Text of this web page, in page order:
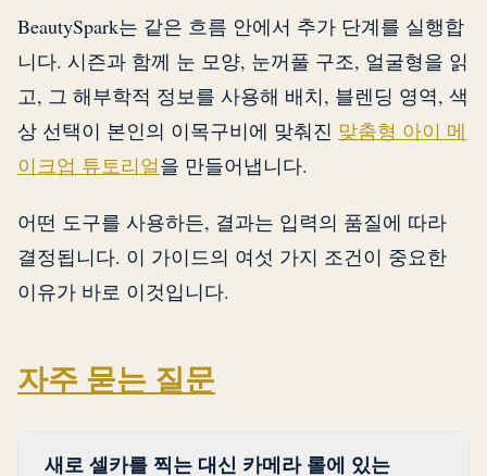
BeautySpark는 같은 흐름 안에서 추가 단계를 실행합
니다. 시즌과 함께 눈 모양, 눈꺼풀 구조, 얼굴형을 읽
고, 그 해부학적 정보를 사용해 배치, 블렌딩 영역, 색
상 선택이 본인의 이목구비에 맞춰진 맞춤형 아이 메
이크업 튜토리얼을 만들어냅니다.
어떤 도구를 사용하든, 결과는 입력의 품질에 따라
결정됩니다. 이 가이드의 여섯 가지 조건이 중요한
이유가 바로 이것입니다.
자주 묻는 질문
새로 셀카를 찍는 대신 카메라 롤에 있는